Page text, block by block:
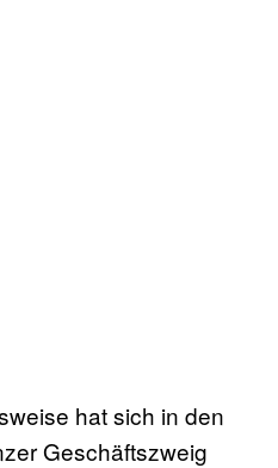
hat sich in den
Geschäftszweig